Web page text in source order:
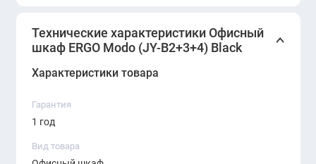
Технические характеристики Офисный
шкаф ERGO Modo (JY-B2+3+4) Black
Характеристики товара
Гарантия
1 год
Вид товара